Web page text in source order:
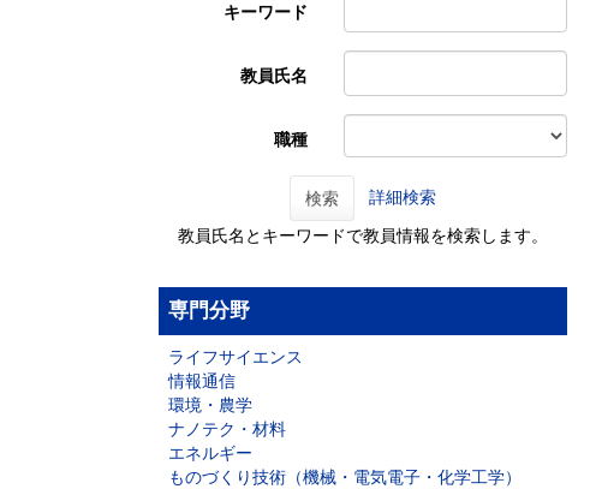
キーワード
教員氏名
職種
検索 詳細検索
教員氏名とキーワードで教員情報を検索します。
専門分野
ライフサイエンス
情報通信
環境・農学
ナノテク・材料
エネルギー
ものづくり技術（機械・電気電子・化学工学）